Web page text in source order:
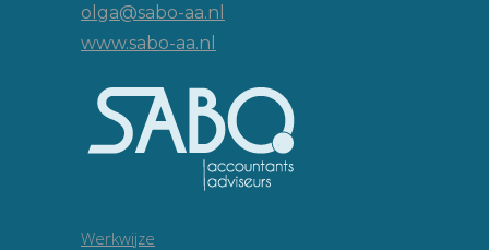
olga@sabo-aa.nl
www.sabo-aa.nl
Werkwijze